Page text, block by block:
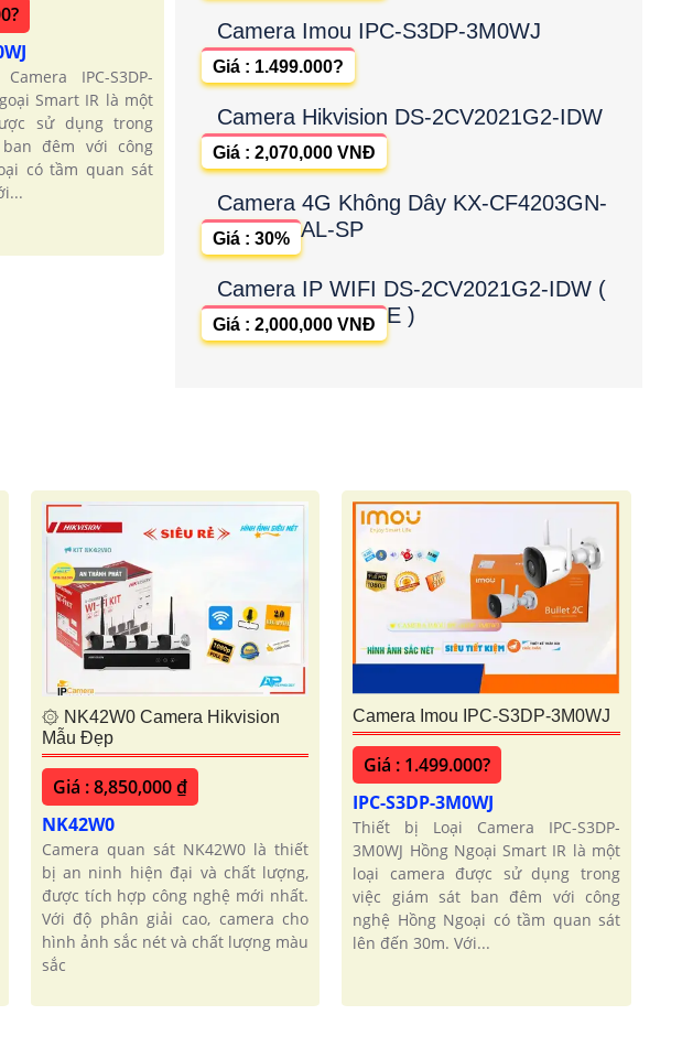
IPC-S3DP-
Smart IR là một
sử dụng trong
đêm với công
có tầm quan sát
Camera Imou IPC-S3DP-3M0WJ
Giá : 1.499.000?
Camera Hikvision DS-2CV2021G2-IDW
Giá : 2,070,000 VNĐ
Camera 4G Không Dây KX-CF4203GN-
AL-SP
Giá : 30%
Camera IP WIFI DS-2CV2021G2-IDW (
E )
Giá : 2,000,000 VNĐ
۞ NK42W0 Camera Hikvision
Mẫu Đẹp
Giá : 8,850,000 ₫
NK42W0
Camera quan sát NK42W0 là thiết
bị an ninh hiện đại và chất lượng,
được tích hợp công nghệ mới nhất.
Với độ phân giải cao, camera cho
hình ảnh sắc nét và chất lượng màu
sắc
Camera Imou IPC-S3DP-3M0WJ
Giá : 1.499.000?
IPC-S3DP-3M0WJ
Thiết bị Loại Camera IPC-S3DP-
3M0WJ Hồng Ngoại Smart IR là một
loại camera được sử dụng trong
việc giám sát ban đêm với công
nghệ Hồng Ngoại có tầm quan sát
lên đến 30m. Với...